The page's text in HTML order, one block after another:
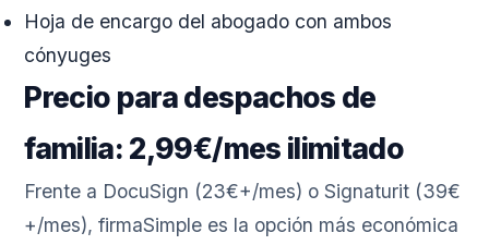
Hoja de encargo del abogado con ambos
cónyuges
Precio para despachos de
familia: 2,99€/mes ilimitado
Frente a DocuSign (23€+/mes) o Signaturit (39€
+/mes), firmaSimple es la opción más económica